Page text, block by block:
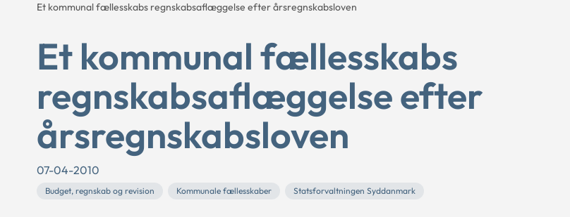
Et kommunal fællesskabs regnskabsaflæggelse efter årsregnskabsloven
Et kommunal fællesskabs
regnskabsaflæggelse efter
årsregnskabsloven
07-04-2010
Budget, regnskab og revision Kommunale fællesskaber Statsforvaltningen Syddanmark